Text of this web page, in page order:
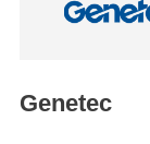
Genetec